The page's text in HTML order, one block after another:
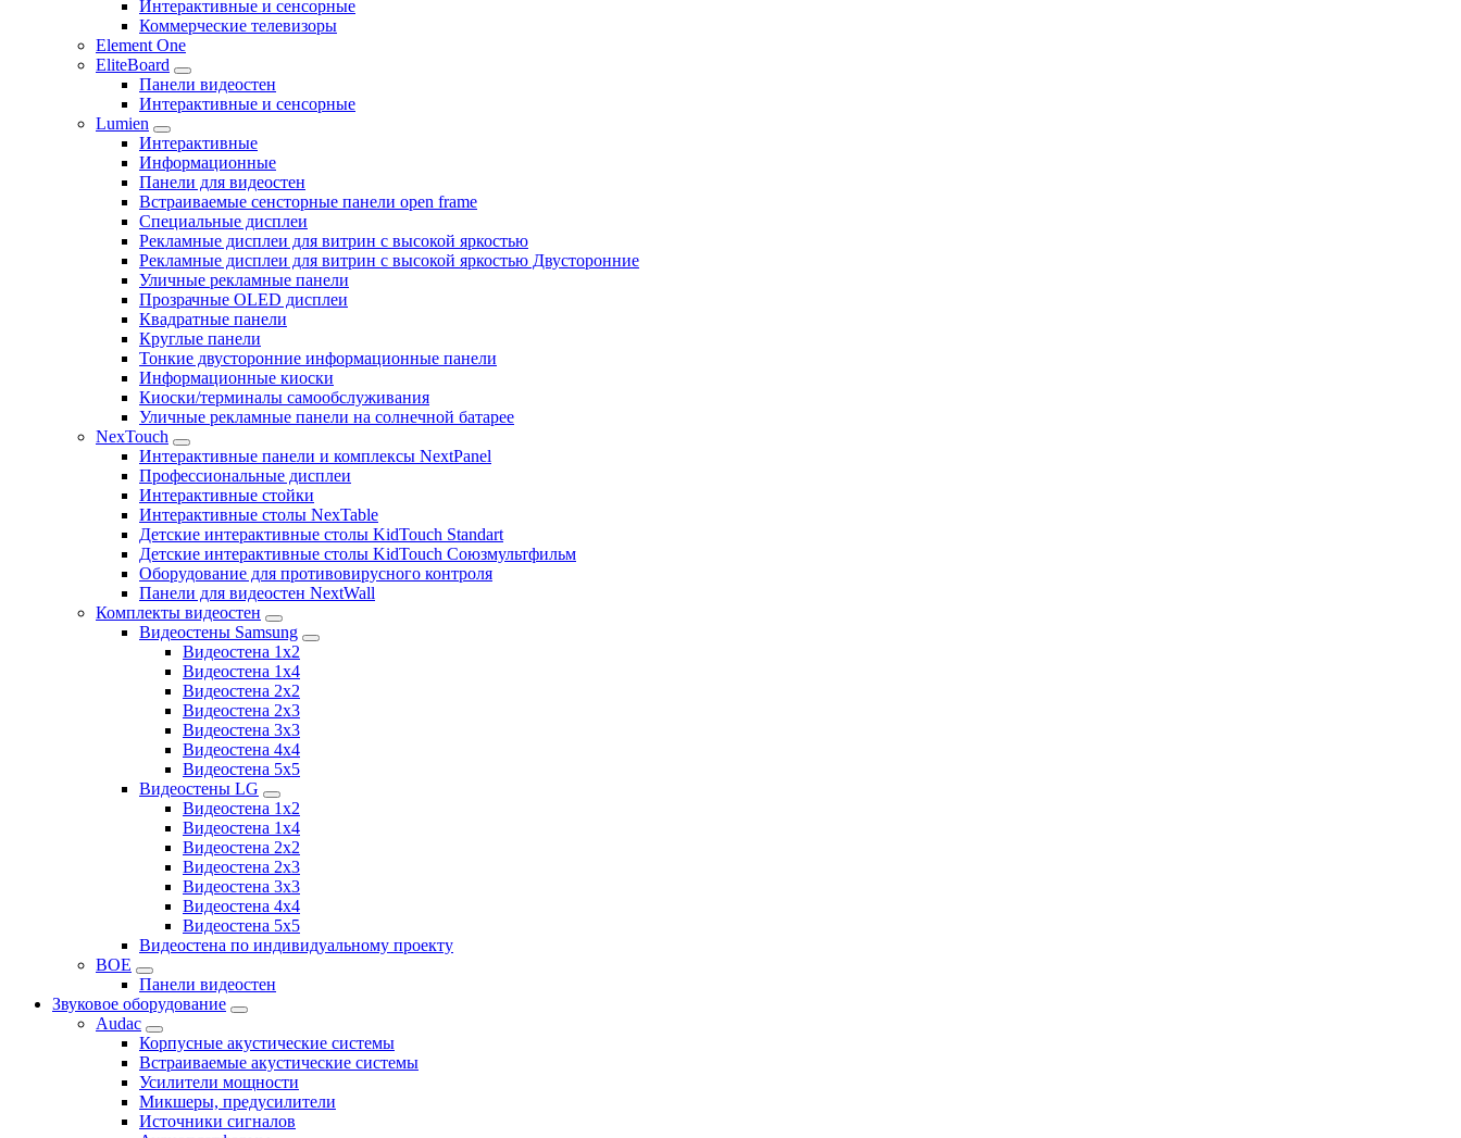
Интерактивные и сенсорные
Коммерческие телевизоры
Element One
EliteBoard
Панели видеостен
Интерактивные и сенсорные
Lumien
Интерактивные
Информационные
Панели для видеостен
Встраиваемые сенсторные панели open frame
Специальные дисплеи
Рекламные дисплеи для витрин с высокой яркостью
Рекламные дисплеи для витрин с высокой яркостью Двусторонние
Уличные рекламные панели
Прозрачные OLED дисплеи
Квадратные панели
Круглые панели
Тонкие двусторонние информационные панели
Информационные киоски
Киоски/терминалы самообслуживания
Уличные рекламные панели на солнечной батарее
NexTouch
Интерактивные панели и комплексы NextPanel
Профессиональные дисплеи
Интерактивные стойки
Интерактивные столы NexTable
Детские интерактивные столы KidTouch Standart
Детские интерактивные столы KidTouch Союзмультфильм
Оборудование для противовирусного контроля
Панели для видеостен NextWall
Комплекты видеостен
Видеостены Samsung
Видеостена 1x2
Видеостена 1x4
Видеостена 2x2
Видеостена 2х3
Видеостена 3x3
Видеостена 4x4
Видеостена 5x5
Видеостены LG
Видеостена 1x2
Видеостена 1x4
Видеостена 2x2
Видеостена 2x3
Видеостена 3x3
Видеостена 4x4
Видеостена 5x5
Видеостена по индивидуальному проекту
BOE
Панели видеостен
Звуковое оборудование
Audac
Корпусные акустические системы
Встраиваемые акустические системы
Усилители мощности
Микшеры, предусилители
Источники сигналов